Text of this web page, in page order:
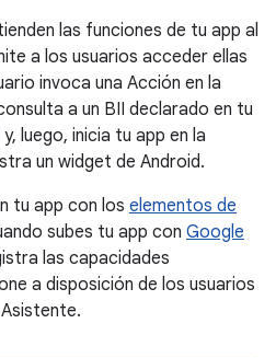
las funciones de tu app al
a los usuarios acceder ellas
invoca una Acción en la
a un BII declarado en tu
y, luego, inicia tu app en la
un widget de Android.
tu app con los elementos de
subes tu app con Google
las capacidades
a disposición de los usuarios